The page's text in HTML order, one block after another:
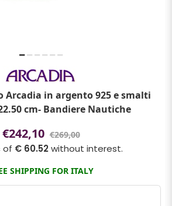
Arcadia in argento 925 e smalti
cm- Bandiere Nautiche
€242,10 €269,00
SHIPPING FOR ITALY